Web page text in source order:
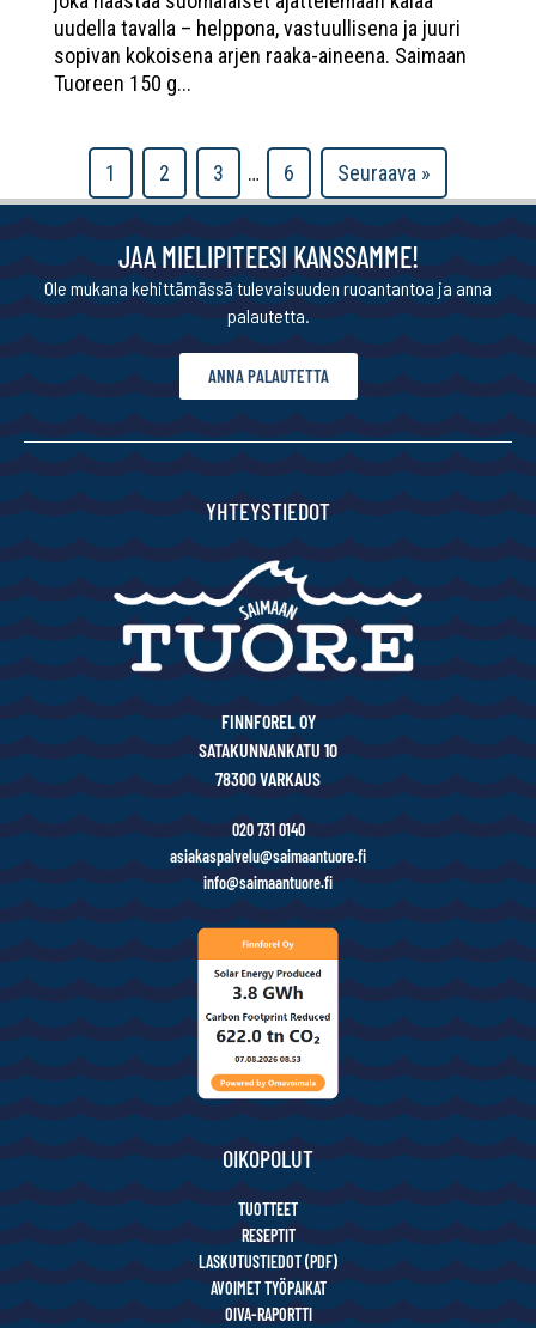
uudella tavalla – helppona, vastuullisena ja juuri
sopivan kokoisena arjen raaka-aineena. Saimaan
Tuoreen 150 g...
1 2 3 … 6 Seuraava »
JAA MIELIPITEESI KANSSAMME!
Ole mukana kehittämässä tulevaisuuden ruoantantoa ja anna
palautetta.
ANNA PALAUTETTA
YHTEYSTIEDOT
FINNFOREL OY
SATAKUNNANKATU 10
78300 VARKAUS
020 731 0140
asiakaspalvelu@saimaantuore.fi
info@saimaantuore.fi
OIKOPOLUT
TUOTTEET
RESEPTIT
LASKUTUSTIEDOT (PDF)
AVOIMET TYÖPAIKAT
OIVA-RAPORTTI